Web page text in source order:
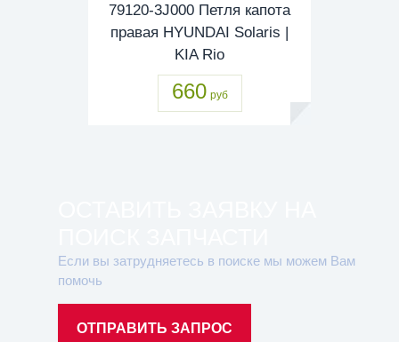
79120-3J000 Петля капота
правая HYUNDAI Solaris |
KIA Rio
660 руб
Если вы затрудняетесь в поиске мы можем Вам
помочь
ОТПРАВИТЬ ЗАПРОС